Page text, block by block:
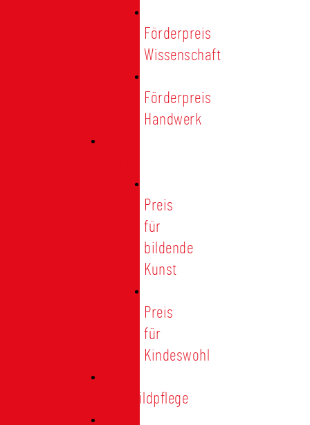
Förderpreis
Wissenschaft
Förderpreis
Handwerk
Preis
für
bildende
Kunst
Preis
für
Kindeswohl
Stadtbildpflege